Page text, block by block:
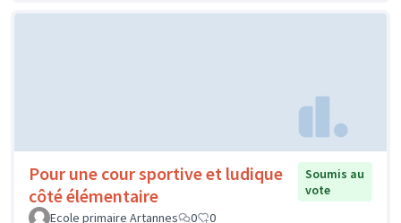
Pour une cour sportive et ludique
côté élémentaire
Soumis au
vote
Ecole primaire Artannes
0 0